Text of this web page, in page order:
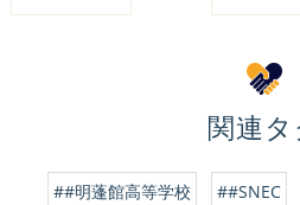
関連タ
##明蓬館高等学校 ##SNEC